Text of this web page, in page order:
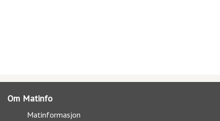
Om Matinfo
Matinformasjon